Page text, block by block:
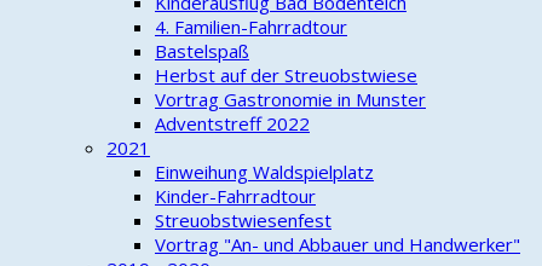
4. Familien-Fahrradtour
Bastelspaß
Herbst auf der Streuobstwiese
Vortrag Gastronomie in Munster
Adventstreff 2022
2021
Einweihung Waldspielplatz
Kinder-Fahrradtour
Streuobstwiesenfest
Vortrag "An- und Abbauer und Handwerker"